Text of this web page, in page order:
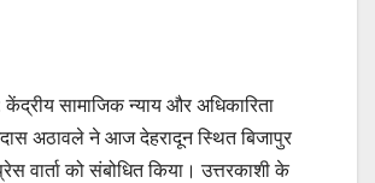
सामाजिक न्याय और अधिकारिता
अठावले ने आज देहरादून स्थित बिजापुर
वार्ता को संबोधित किया। उत्तरकाशी के